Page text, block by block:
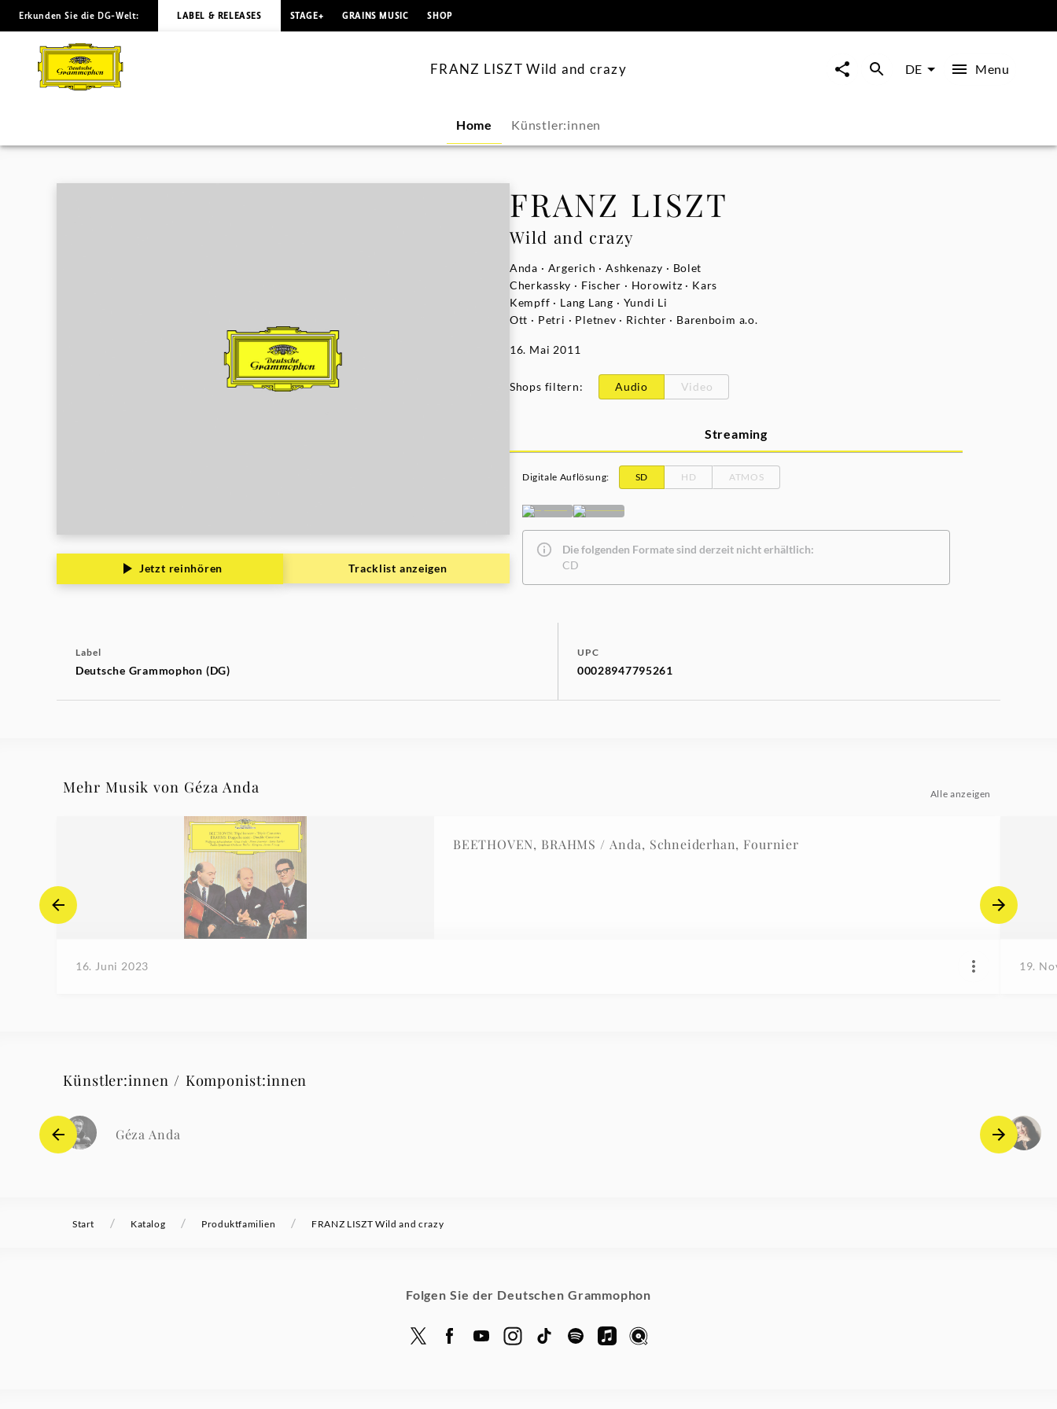
FRANZ
LISZT
and
crazy
Erkunden Sie die DG-Welt: LABEL & RELEASES STAGE+ GRAINS MUSIC SHOP
FRANZ LISZT Wild and crazy DE Menu
Home Künstler:innen
Jetzt reinhören Tracklist anzeigen
FRANZ LISZT
Wild and crazy
Anda · Argerich · Ashkenazy · Bolet
Cherkassky · Fischer · Horowitz · Kars
Kempff · Lang Lang · Yundi Li
Ott · Petri · Pletnev · Richter · Barenboim a.o.
16. Mai 2011
Shops filtern: Audio Video
Streaming
Digitale Auflösung: SD HD ATMOS
Die folgenden Formate sind derzeit nicht erhältlich:
CD
Label
Deutsche Grammophon (DG)
UPC
00028947795261
Mehr Musik von Géza Anda Alle anzeigen
BEETHOVEN, BRAHMS / Anda, Schneiderhan, Fournier
16. Juni 2023 19.
Künstler:innen / Komponist:innen
Géza Anda
Start / Katalog / Produktfamilien / FRANZ LISZT Wild and crazy
Folgen Sie der Deutschen Grammophon